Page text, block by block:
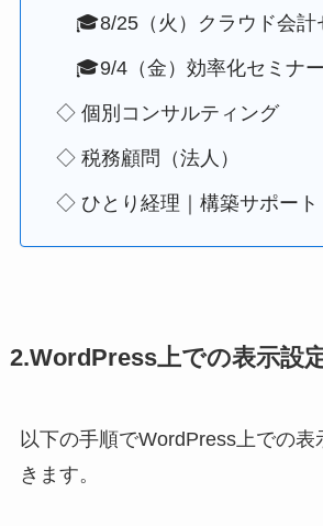
🎓8/25（火）クラウド会計
🎓9/4（金）効率化セミナー
◇ 個別コンサルティング
◇ 税務顧問（法人）
◇ ひとり経理｜構築サポート
2.WordPress上での表示設
以下の手順でWordPress上での表
きます。